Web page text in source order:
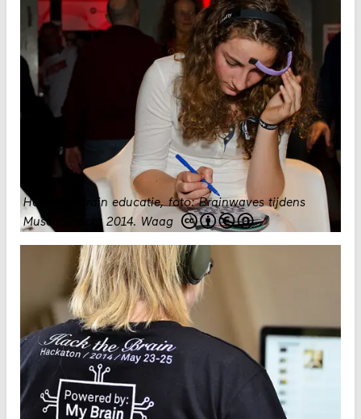
Hack the Brain educatie, foto: Brainwaves tijdens
Museumnacht 2014. Waag